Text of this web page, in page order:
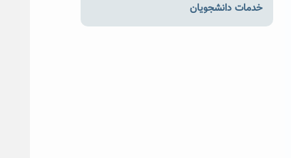
خدمات دانشجویان